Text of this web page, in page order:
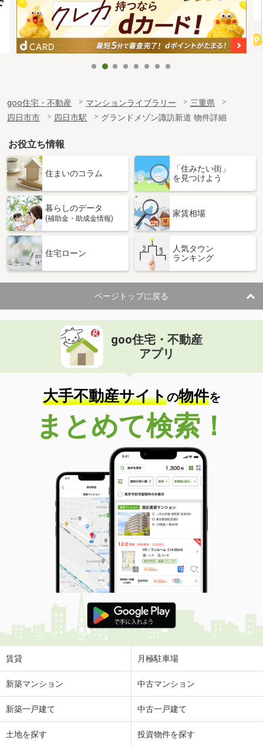
goo住宅・不動産 マンションライブラリー
三重県
四日市市
四日市駅 グランドメゾン諏訪新道 物件詳細
お役立ち情報
住まいのコラム
「住みたい街」
を見つけよう
暮らしのデータ
(補助金・助成金情報)
家賃相場
住宅ローン
人気タウン
ランキング
ページトップに戻る
goo住宅・不動産
アプリ
大手不動産サイトの物件を
まとめて検索！
賃貸 月極駐車場
新築マンション 中古マンション
新築一戸建て 中古一戸建て
土地を探す 投資物件を探す